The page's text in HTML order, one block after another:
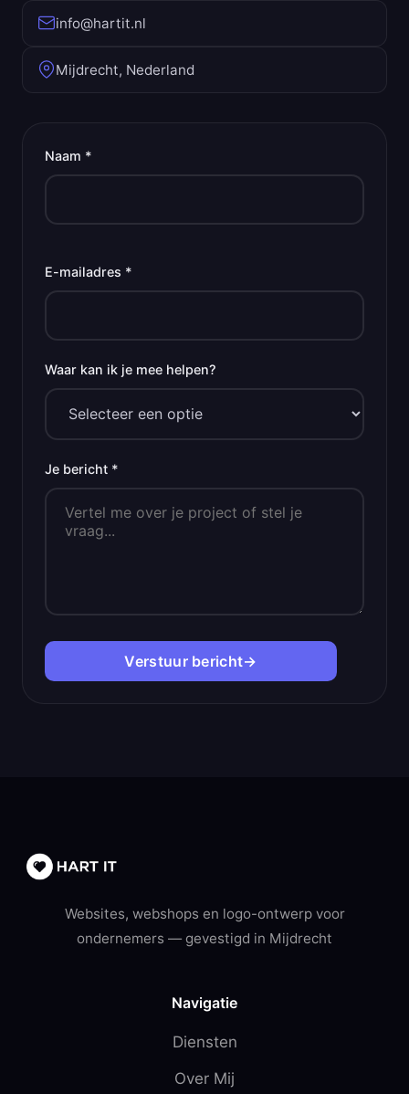
info@hartit.nl
Mijdrecht, Nederland
Naam *
E-mailadres *
Waar kan ik je mee helpen?
Je bericht *
Verstuur bericht→
Websites, webshops en logo-ontwerp voor
ondernemers — gevestigd in Mijdrecht
Navigatie
Diensten
Over Mij